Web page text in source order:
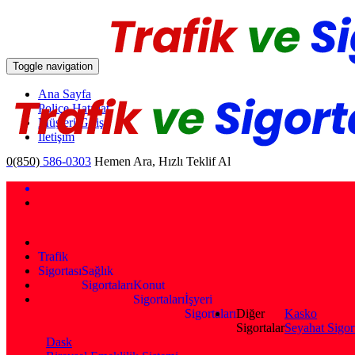
Toggle navigation
Ana Sayfa
Poliçe Hatırlat
Müşteri Girişi
İletişim
0(850) 586-0303 Hemen Ara, Hızlı Teklif Al
Trafik
SigortasıSağlık
SigortalarıKonut
Sigortalarıİşyeri
SigortalarıDiğer
Sigortalar
Kasko
Seyahat
Dask